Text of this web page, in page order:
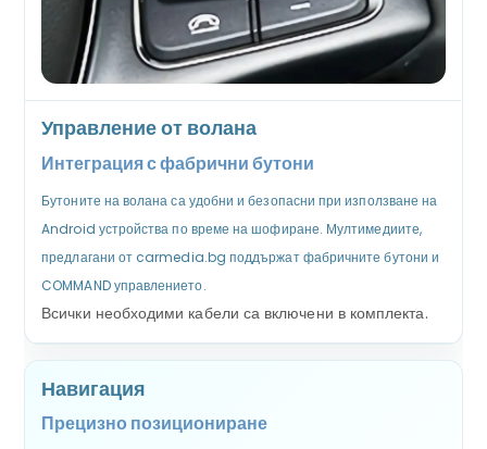
Управление от волана
Интеграция с фабрични бутони
Бутоните на волана са удобни и безопасни при използване на
Android устройства по време на шофиране. Мултимедиите,
предлагани от carmedia.bg поддържат фабричните бутони и
COMMAND управлението.
Всички необходими кабели са включени в комплекта.
Навигация
Прецизно позициониране